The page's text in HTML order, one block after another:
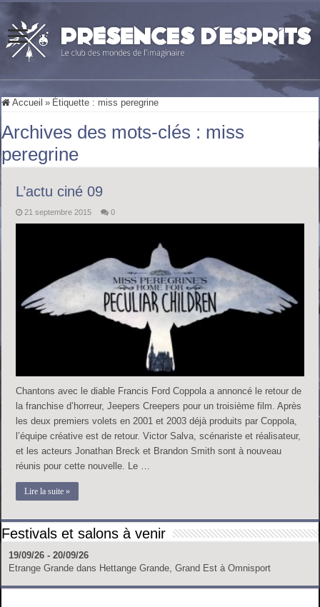
Accueil » Étiquette : miss peregrine
Archives des mots-clés : miss
peregrine
L’actu ciné 09
21 septembre 2015 0
Chantons avec le diable Francis Ford Coppola a annoncé le retour de
la franchise d’horreur, Jeepers Creepers pour un troisième film. Après
les deux premiers volets en 2001 et 2003 déjà produits par Coppola,
l’équipe créative est de retour. Victor Salva, scénariste et réalisateur,
et les acteurs Jonathan Breck et Brandon Smith sont à nouveau
réunis pour cette nouvelle. Le …
Lire la suite »
Festivals et salons à venir
19/09/26 - 20/09/26
Etrange Grande dans Hettange Grande, Grand Est à Omnisport